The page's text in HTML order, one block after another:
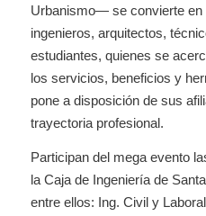
Urbanismo— se convierte en
ingenieros, arquitectos,
estudiantes, quienes se
los servicios, beneficios y
pone a disposición de sus
trayectoria profesional.
Participan del mega evento
la Caja de Ingeniería de
entre ellos: Ing. Civil y